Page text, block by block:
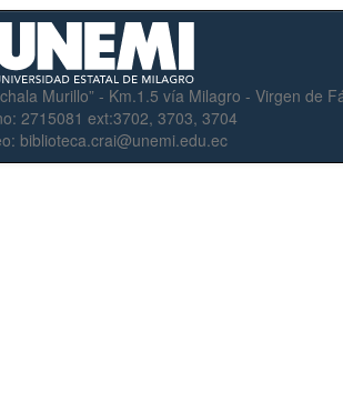
Murillo” - Km.1.5 vía Milagro - Virgen de
2715081 ext:3702, 3703, 3704
biblioteca.crai@unemi.edu.ec